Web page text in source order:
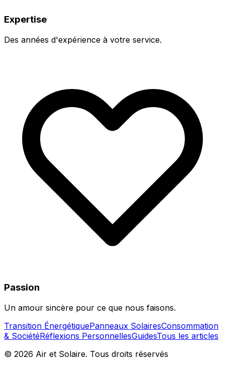
Expertise
Des années d'expérience à votre service.
Passion
Un amour sincère pour ce que nous faisons.
Transition ÉnergétiquePanneaux SolairesConsommation
& SociétéRéflexions PersonnellesGuidesTous les articles
© 2026 Air et Solaire. Tous droits réservés